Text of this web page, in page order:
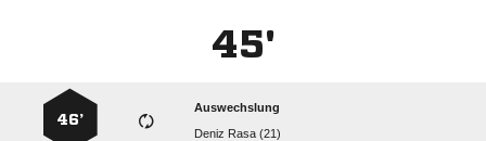
45'
Auswechslung
  
46’